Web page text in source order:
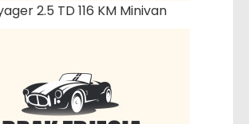
2.5 TD 116 KM Minivan